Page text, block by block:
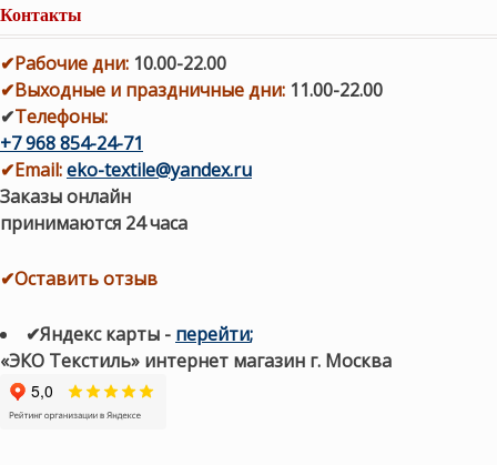
Контакты
✔Рабочие дни: 10.00-22.00
✔Выходные и праздничные дни: 11.00-22.00
✔Телефоны:
+7 968 854-24-71
✔Email:eko-textile@yandex.ru
Заказы онлайн
принимаются 24 часа
✔Оставить отзыв
✔Яндекс карты - перейти;
«ЭКО Текстиль» интернет магазин г. Москва